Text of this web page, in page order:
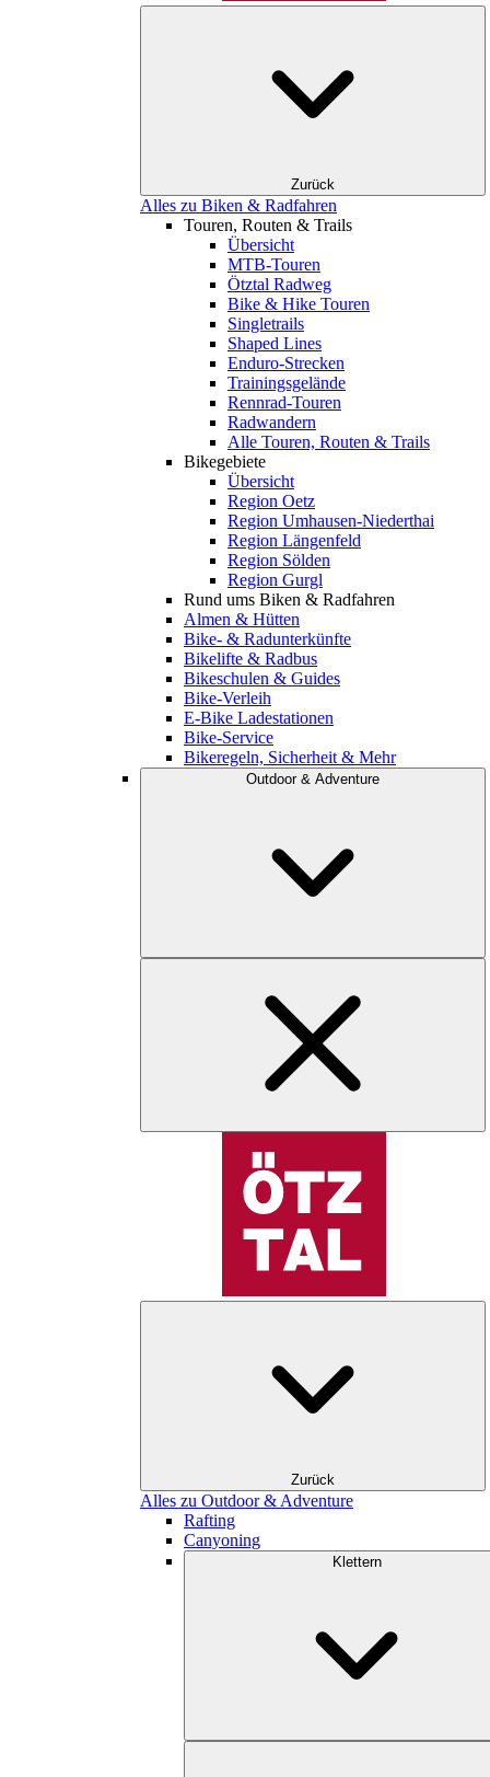
Zurück
Alles zu Biken & Radfahren
Touren, Routen & Trails
Übersicht
MTB-Touren
Ötztal Radweg
Bike & Hike Touren
Singletrails
Shaped Lines
Enduro-Strecken
Trainingsgelände
Rennrad-Touren
Radwandern
Alle Touren, Routen & Trails
Bikegebiete
Übersicht
Region Oetz
Region Umhausen-Niederthai
Region Längenfeld
Region Sölden
Region Gurgl
Rund ums Biken & Radfahren
Almen & Hütten
Bike- & Radunterkünfte
Bikelifte & Radbus
Bikeschulen & Guides
Bike-Verleih
E-Bike Ladestationen
Bike-Service
Bikeregeln, Sicherheit & Mehr
Outdoor & Adventure
Zurück
Alles zu Outdoor & Adventure
Rafting
Canyoning
Klettern